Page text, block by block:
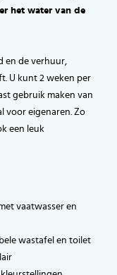
het water van de
en de verhuur,
U kunt 2 weken per
gebruik maken van
voor eigenaren. Zo
een leuk
vaatwasser en
wastafel en toilet